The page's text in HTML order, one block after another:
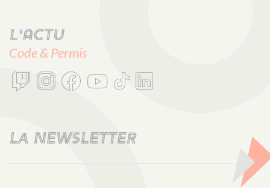
L'actu
Code & Permis
LA NEWSLETTER